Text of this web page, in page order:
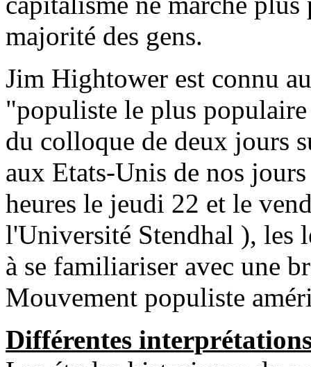
majorité des gens.
Jim Hightower est connu
"populiste le plus
du colloque de deux jours
aux Etats-Unis de nos
heures le jeudi 22 et le
l'Université Stendhal ), les
à se familiariser avec une
Mouvement populiste
Différentes